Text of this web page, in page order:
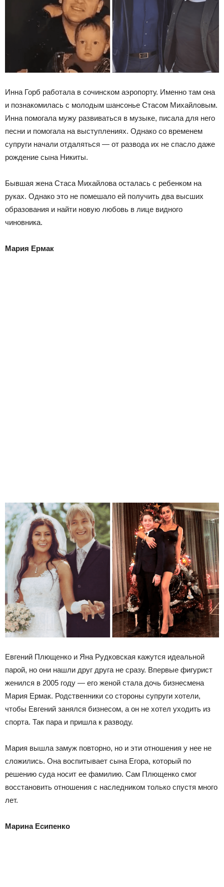
Инна Горб работала в сочинском аэропорту. Именно там она
и познакомилась с молодым шансонье Стасом Михайловым.
Инна помогала мужу развиваться в музыке, писала для него
песни и помогала на выступлениях. Однако со временем
супруги начали отдаляться — от развода их не спасло даже
рождение сына Никиты.
Бывшая жена Стаса Михайлова осталась с ребенком на
руках. Однако это не помешало ей получить два высших
образования и найти новую любовь в лице видного
чиновника.
Мария Ермак
Евгений Плющенко и Яна Рудковская кажутся идеальной
парой, но они нашли друг друга не сразу. Впервые фигурист
женился в 2005 году — его женой стала дочь бизнесмена
Мария Ермак. Родственники со стороны супруги хотели,
чтобы Евгений занялся бизнесом, а он не хотел уходить из
спорта. Так пара и пришла к разводу.
Мария вышла замуж повторно, но и эти отношения у нее не
сложились. Она воспитывает сына Егора, который по
решению суда носит ее фамилию. Сам Плющенко смог
восстановить отношения с наследником только спустя много
лет.
Марина Есипенко